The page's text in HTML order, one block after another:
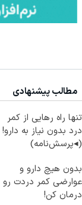
مطالب پیشنهادی
تنها راه رهایی از کمر
درد بدون نیاز به دارو!
(◂پرسش‌نامه)
بدون هیچ دارو و
عوارضی کمر دردت رو
درمان کن!